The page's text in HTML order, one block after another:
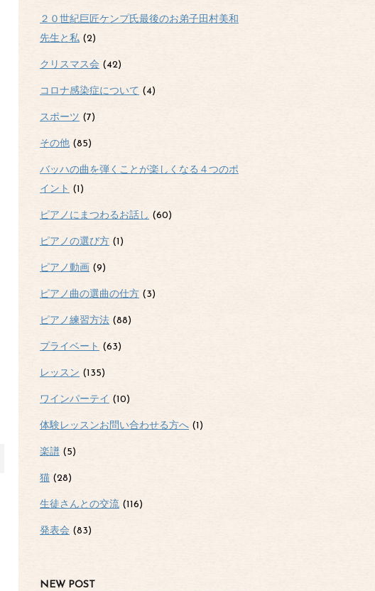
２０世紀巨匠ケンプ氏最後のお弟子田村美和
先生と私 (2)
クリスマス会 (42)
コロナ感染症について (4)
スポーツ (7)
その他 (85)
バッハの曲を弾くことが楽しくなる４つのポ
イント (1)
ピアノにまつわるお話し (60)
ピアノの選び方 (1)
ピアノ動画 (9)
ピアノ曲の選曲の仕方 (3)
ピアノ練習方法 (88)
プライベート (63)
レッスン (135)
ワインパーテイ (10)
体験レッスンお問い合わせる方へ (1)
楽譜 (5)
猫 (28)
生徒さんとの交流 (116)
発表会 (83)
NEW POST